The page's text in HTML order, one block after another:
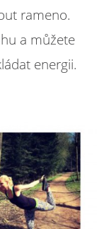
rameno.
a můžete
energii.